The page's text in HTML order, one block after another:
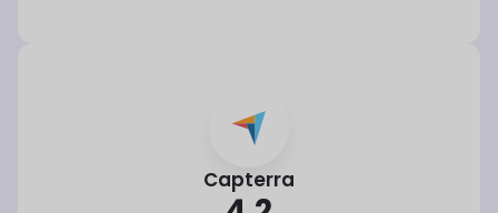
Capterra